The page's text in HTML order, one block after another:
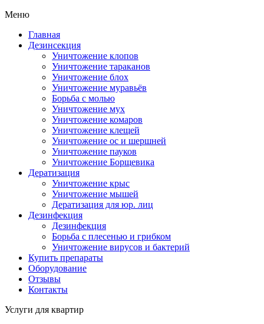
Меню
Главная
Дезинсекция
Уничтожение клопов
Уничтожение тараканов
Уничтожение блох
Уничтожение муравьёв
Борьба с молью
Уничтожение мух
Уничтожение комаров
Уничтожение клещей
Уничтожение ос и шершней
Уничтожение пауков
Уничтожение Борщевика
Дератизация
Уничтожение крыс
Уничтожение мышей
Дератизация для юр. лиц
Дезинфекция
Дезинфекция
Борьба с плесенью и грибком
Уничтожение вирусов и бактерий
Купить препараты
Оборудование
Отзывы
Контакты
Услуги для квартир